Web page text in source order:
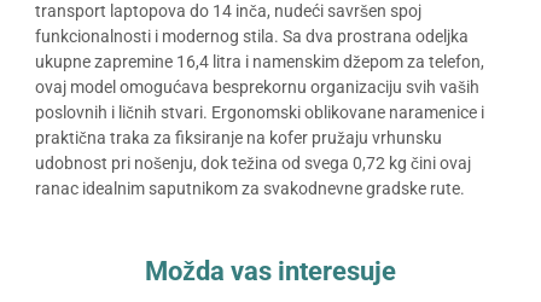
transport laptopova do 14 inča, nudeći savršen spoj
funkcionalnosti i modernog stila. Sa dva prostrana odeljka
ukupne zapremine 16,4 litra i namenskim džepom za telefon,
ovaj model omogućava besprekornu organizaciju svih vaših
poslovnih i ličnih stvari. Ergonomski oblikovane naramenice i
praktična traka za fiksiranje na kofer pružaju vrhunsku
udobnost pri nošenju, dok težina od svega 0,72 kg čini ovaj
ranac idealnim saputnikom za svakodnevne gradske rute.
Možda vas interesuje